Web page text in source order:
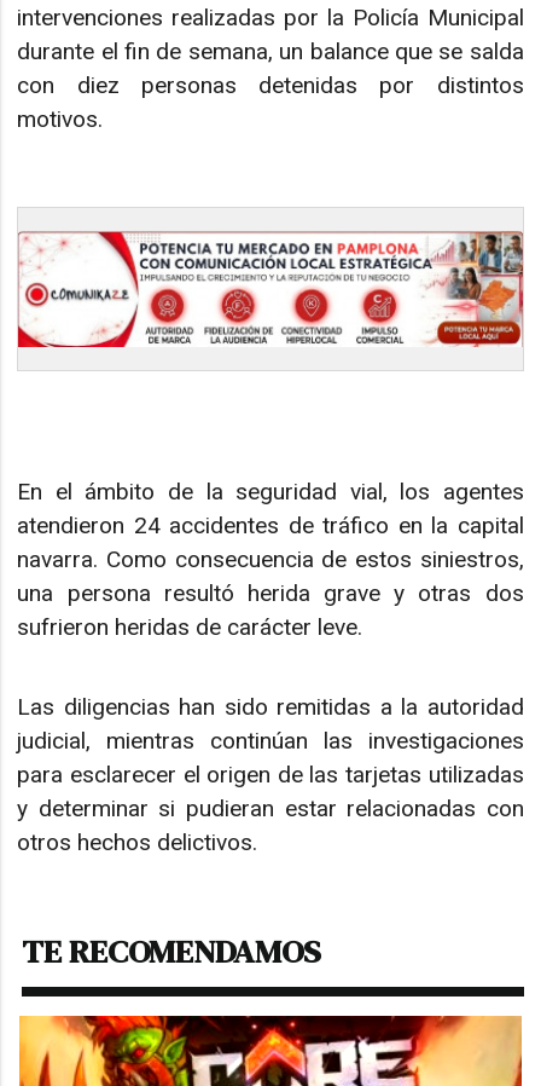
intervenciones realizadas por la Policía Municipal
durante el fin de semana, un balance que se salda
con diez personas detenidas por distintos
motivos.
En el ámbito de la seguridad vial, los agentes
atendieron 24 accidentes de tráfico en la capital
navarra. Como consecuencia de estos siniestros,
una persona resultó herida grave y otras dos
sufrieron heridas de carácter leve.
Las diligencias han sido remitidas a la autoridad
judicial, mientras continúan las investigaciones
para esclarecer el origen de las tarjetas utilizadas
y determinar si pudieran estar relacionadas con
otros hechos delictivos.
TE RECOMENDAMOS